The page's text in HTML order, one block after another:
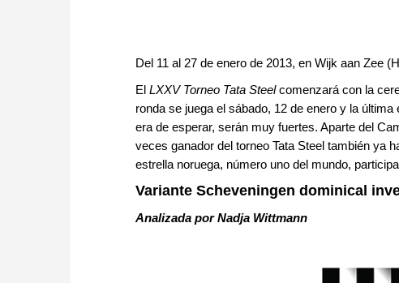
Del 11 al 27 de enero de 2013, en Wijk aan Zee
El LXXV Torneo Tata Steelcomenzará con la
ronda se juega el sábado, 12 de enero y la
era de esperar, serán muy fuertes. Aparte del
veces ganador del torneo Tata Steel también ya
estrella noruega, número uno del mundo,
Variante Scheveningen dominical
Analizada por Nadja Wittmann